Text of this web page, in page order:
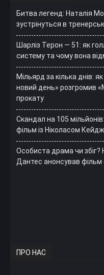
Битва легенд: Наталія
зустрінуться в
Шарліз Терон — 51: як
систему та чому вона
Мільярд за кілька днів:
новий день» розгромив
прокату
Скандал на 105
фільм із Ніколасом
Особиста драма чи збіг?
Дантес анонсував фільм
ПРО НАС